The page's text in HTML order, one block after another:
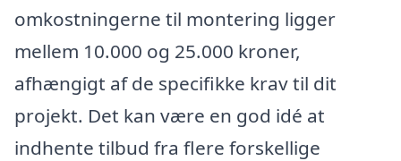
omkostningerne til montering ligger
mellem 10.000 og 25.000 kroner,
afhængigt af de specifikke krav til dit
projekt. Det kan være en god idé at
indhente tilbud fra flere forskellige